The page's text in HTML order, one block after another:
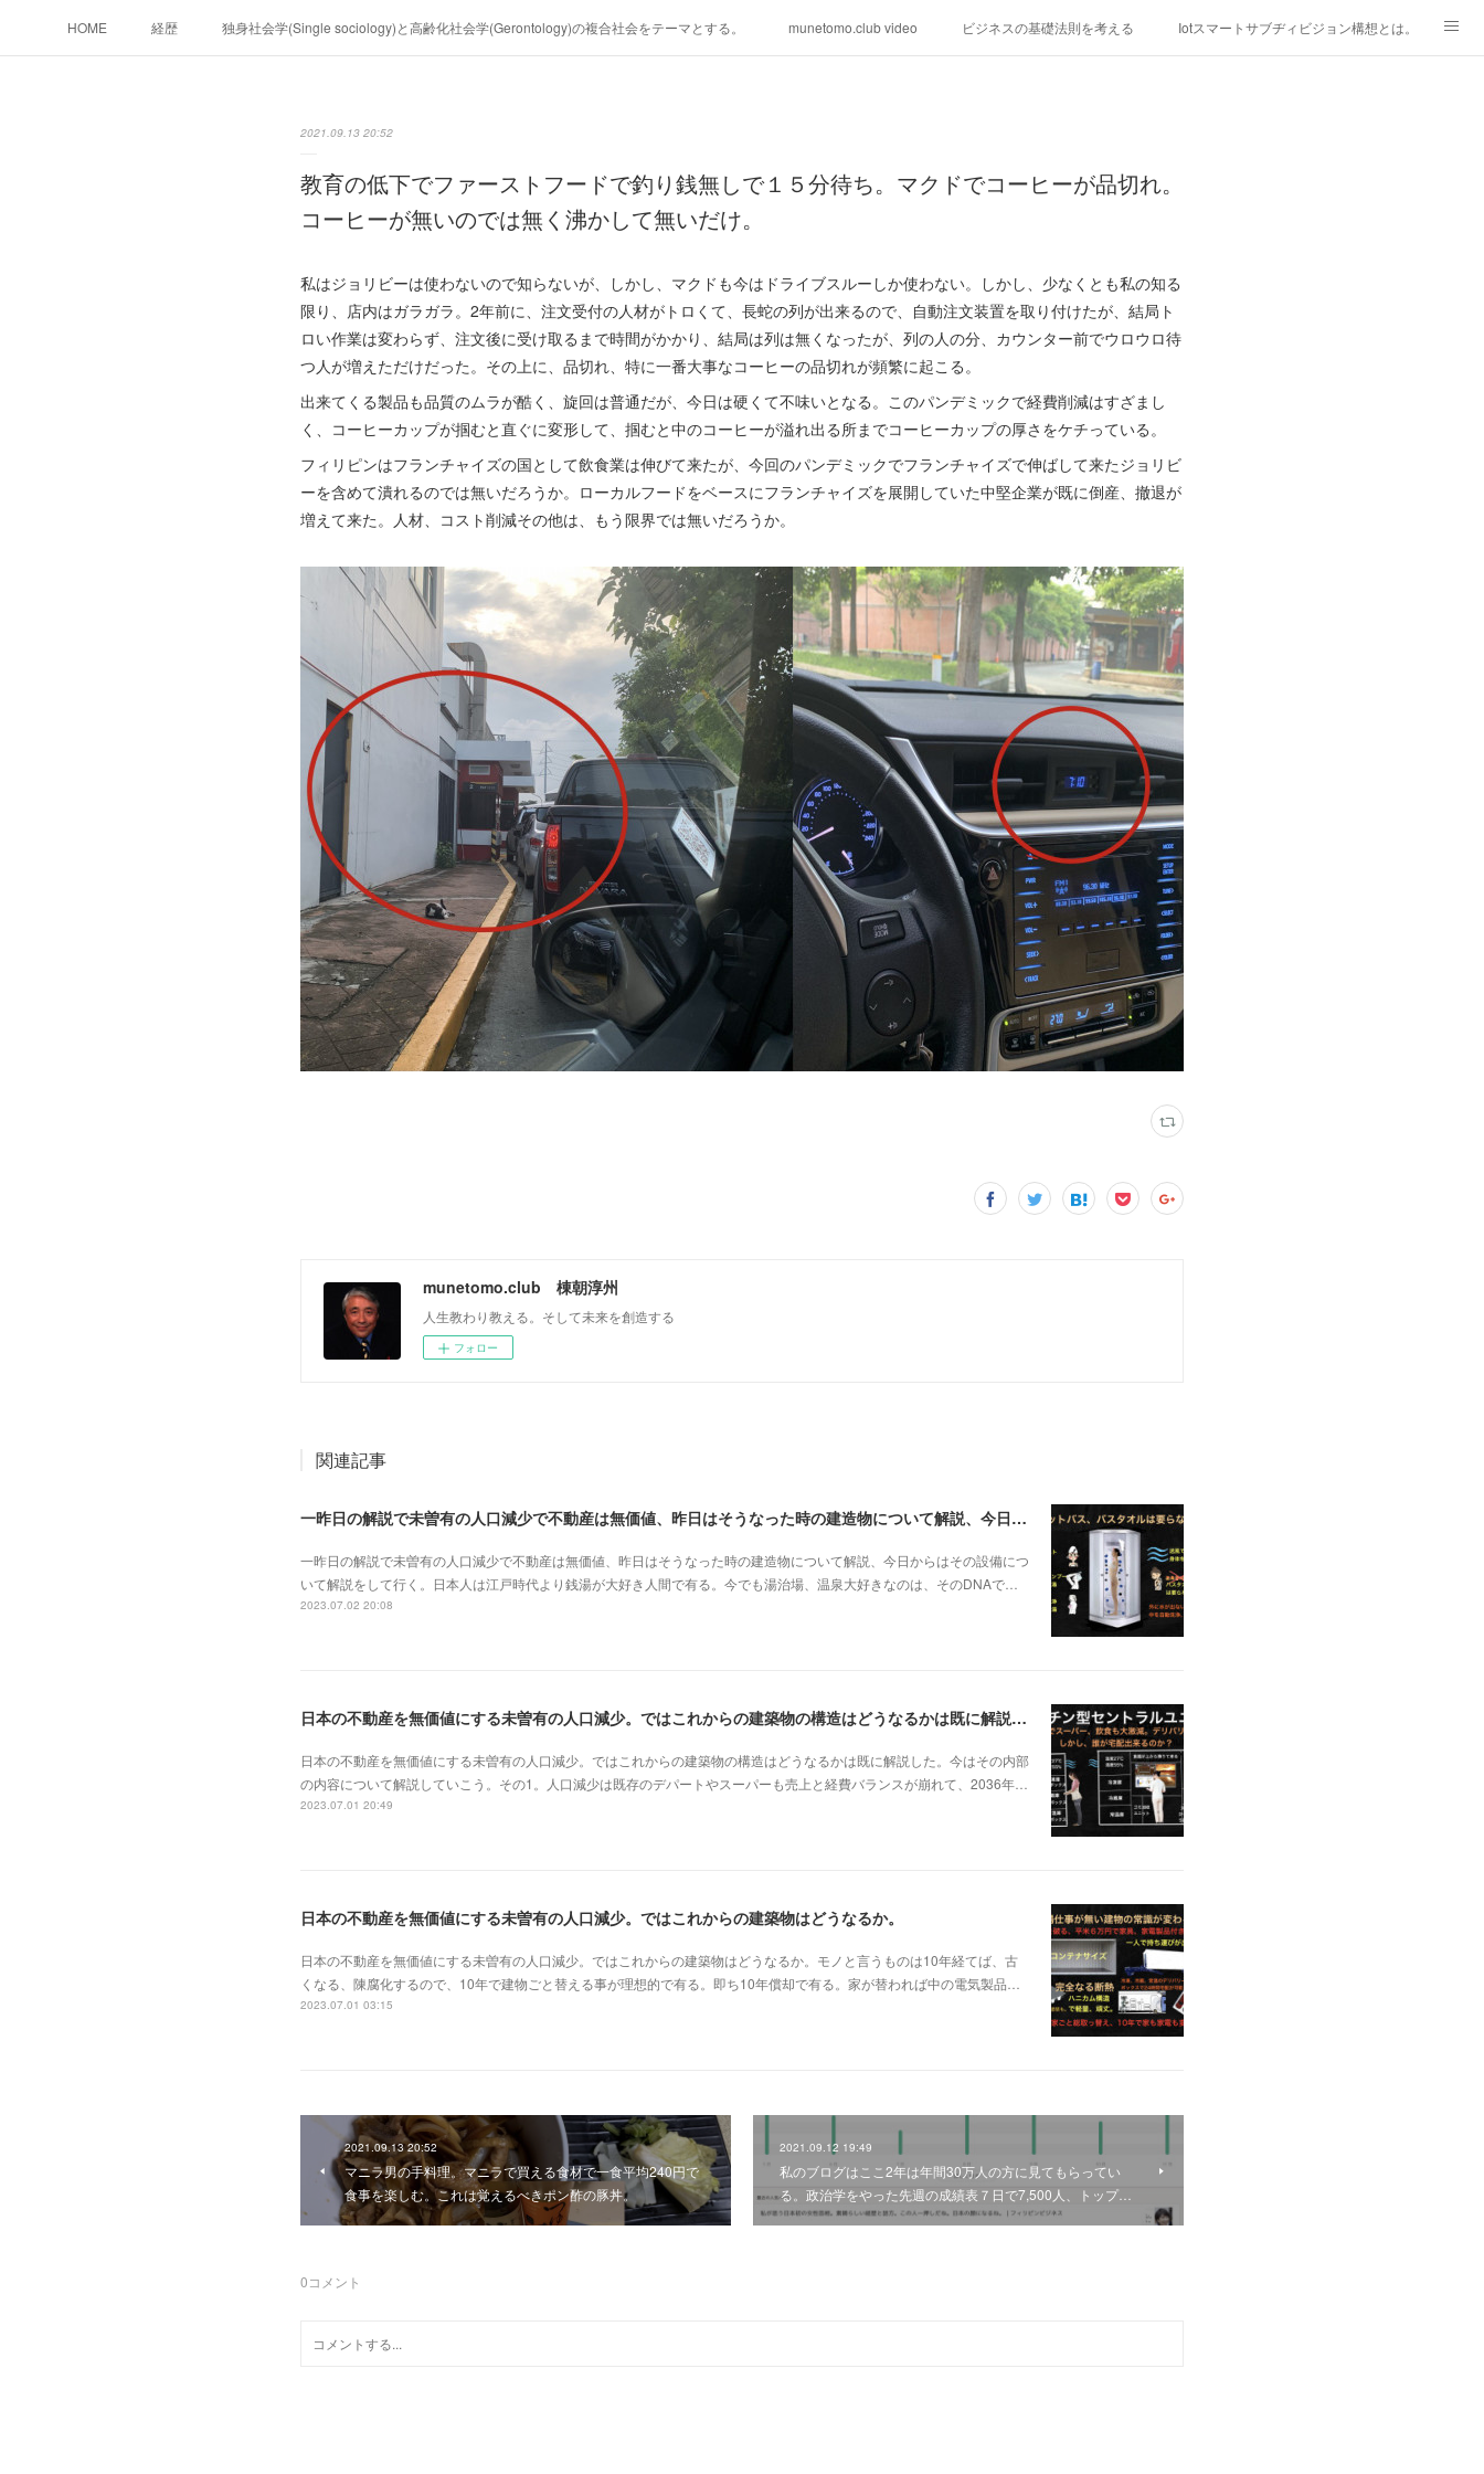
HOME 経歴 独身社会学(Single sociology)と高齢化社会学(Gerontology)の複合社会をテーマとする。 munetomo.club video ビジネスの基礎法則を考える Iotスマートサブヂィビジョン構想とは。
フィリピンマンションは買うべきでは無い理由は全てここにある。
未来２１００研究所他のアイデア マニラ男の手料理 総集編 https://globalclub.amebaownd.com/
2021.09.13 20:52
教育の低下でファーストフードで釣り銭無しで１５分待ち。マクドでコーヒーが品切れ。
コーヒーが無いのでは無く沸かして無いだけ。
私はジョリビーは使わないので知らないが、しかし、マクドも今はドライブスルーしか使わない。しかし、少なくとも私の知る
限り、店内はガラガラ。2年前に、注文受付の人材がトロくて、長蛇の列が出来るので、自動注文装置を取り付けたが、結局ト
ロい作業は変わらず、注文後に受け取るまで時間がかかり、結局は列は無くなったが、列の人の分、カウンター前でウロウロ待
つ人が増えただけだった。その上に、品切れ、特に一番大事なコーヒーの品切れが頻繁に起こる。
出来てくる製品も品質のムラが酷く、旋回は普通だが、今日は硬くて不味いとなる。このパンデミックで経費削減はすざまし
く、コーヒーカップが掴むと直ぐに変形して、掴むと中のコーヒーが溢れ出る所までコーヒーカップの厚さをケチっている。
フィリピンはフランチャイズの国として飲食業は伸びて来たが、今回のパンデミックでフランチャイズで伸ばして来たジョリビ
ーを含めて潰れるのでは無いだろうか。ローカルフードをベースにフランチャイズを展開していた中堅企業が既に倒産、撤退が
増えて来た。人材、コスト削減その他は、もう限界では無いだろうか。
munetomo.club 棟朝淳州
人生教わり教える。そして未来を創造する
フォロー
関連記事
一昨日の解説で未曽有の人口減少で不動産は無価値、昨日はそうなった時の建造物について解説、今日からはその設備について解説をして行く。
一昨日の解説で未曽有の人口減少で不動産は無価値、昨日はそうなった時の建造物について解説、今日からはその設備につ
いて解説をして行く。日本人は江戸時代より銭湯が大好き人間で有る。今でも湯治場、温泉大好きなのは、そのDNAで…
2023.07.02 20:08
日本の不動産を無価値にする未曽有の人口減少。ではこれからの建築物の構造はどうなるかは既に解説した。今はその内部の内容。その1
日本の不動産を無価値にする未曽有の人口減少。ではこれからの建築物の構造はどうなるかは既に解説した。今はその内部
の内容について解説していこう。その1。人口減少は既存のデパートやスーパーも売上と経費バランスが崩れて、2036年…
2023.07.01 20:49
日本の不動産を無価値にする未曽有の人口減少。ではこれからの建築物はどうなるか。
日本の不動産を無価値にする未曽有の人口減少。ではこれからの建築物はどうなるか。モノと言うものは10年経てば、古
くなる、陳腐化するので、10年で建物ごと替える事が理想的で有る。即ち10年償却で有る。家が替われば中の電気製品…
2023.07.01 03:15
2021.09.13 20:52
マニラ男の手料理。マニラで買える食材で一食平均240円で
食事を楽しむ。これは覚えるべきポン酢の豚丼。
2021.09.12 19:49
私のブログはここ2年は年間30万人の方に見てもらってい
る。政治学をやった先週の成績表７日で7,500人、トップ…
0コメント